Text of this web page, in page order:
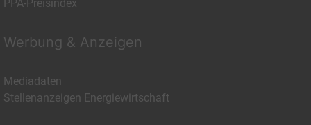
PPA-Preisindex
Werbung & Anzeigen
Mediadaten
Stellenanzeigen Energiewirtschaft